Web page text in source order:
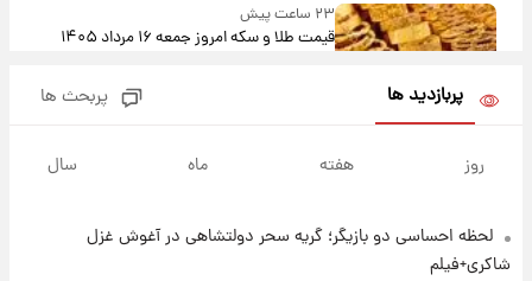
۲۳ ساعت پیش
قیمت طلا و سکه امروز جمعه ۱۶ مرداد ۱۴۰۵
درباره وضعیت او چه گفت؟
۱ روز پیش
پربازدید ها پربحث ها
روز هفته ماه سال
لحظه احساسی دو بازیگر؛ گریه سحر دولتشاهی در آغوش غزل
شاکری+فیلم